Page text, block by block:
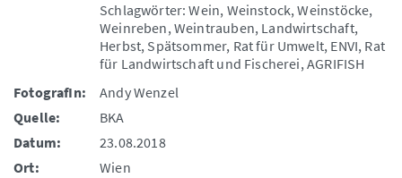
Schlagwörter: Wein, Weinstock, Weinstöcke,
Weinreben, Weintrauben, Landwirtschaft,
Herbst, Spätsommer, Rat für Umwelt, ENVI, Rat
für Landwirtschaft und Fischerei, AGRIFISH
FotografIn:
Andy Wenzel
Quelle:
BKA
Datum:
23.08.2018
Ort:
Wien